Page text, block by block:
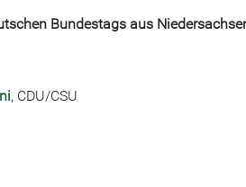
Bundestags aus
, CDU/CSU